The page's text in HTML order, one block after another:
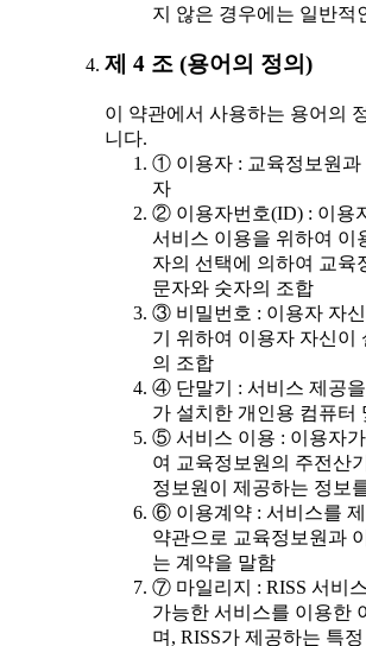
지 않은 경우에는 일반적
제 4 조 (용어의 정의)
이 약관에서 사용하는 용어의
니다.
① 이용자 : 교육정보원과
자
② 이용자번호(ID) : 이용
서비스 이용을 위하여 이
자의 선택에 의하여 교육
문자와 숫자의 조합
③ 비밀번호 : 이용자 자
기 위하여 이용자 자신이
의 조합
④ 단말기 : 서비스 제공
가 설치한 개인용 컴퓨터
⑤ 서비스 이용 : 이용자
여 교육정보원의 주전산
정보원이 제공하는 정보
⑥ 이용계약 : 서비스를 제
약관으로 교육정보원과
는 계약을 말함
⑦ 마일리지 : RISS 서비
가능한 서비스를 이용한
며, RISS가 제공하는 특